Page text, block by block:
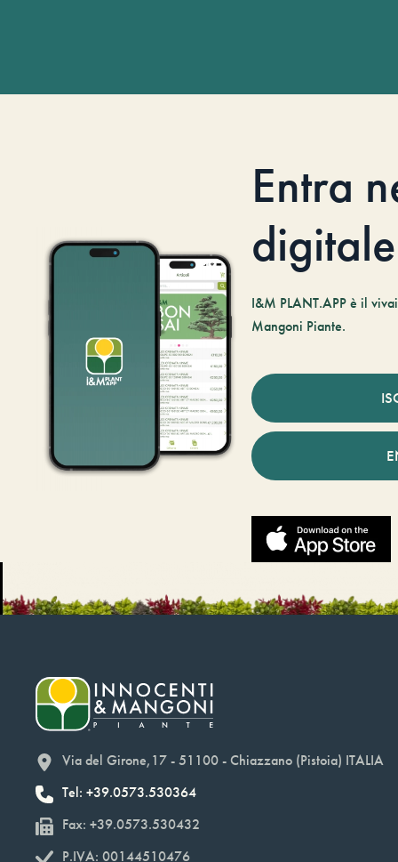
Entra
digitale
I&M PLANT.APP è il
Mangoni Piante.
Via del Girone,17 - 51100 - Chiazzano (Pistoia) ITALIA
Tel: +39.0573.530364
Fax: +39.0573.530432
P.IVA: 00144510476